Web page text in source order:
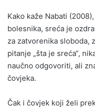
Kako kaže Nabati
bolesnika, sreća je
za zatvorenika sloboda,
pitanje „šta je sreća“,
naučno odgovoriti, ali
čovjeka.
Čak i čovjek koji želi